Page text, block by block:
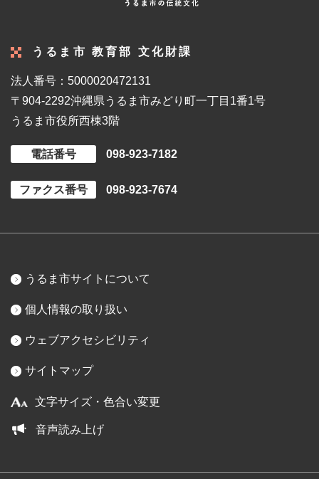
うるま市 教育部 文化財課
法人番号：5000020472131
〒904-2292沖縄県うるま市みどり町一丁目1番1号
うるま市役所西棟3階
電話番号 098-923-7182
ファクス番号 098-923-7674
うるま市サイトについて
個人情報の取り扱い
ウェブアクセシビリティ
サイトマップ
文字サイズ・色合い変更
音声読み上げ